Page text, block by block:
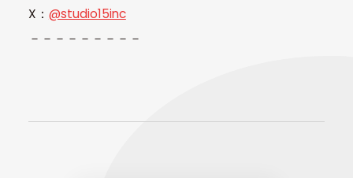
X： @studio15inc
－－－－－－－－－